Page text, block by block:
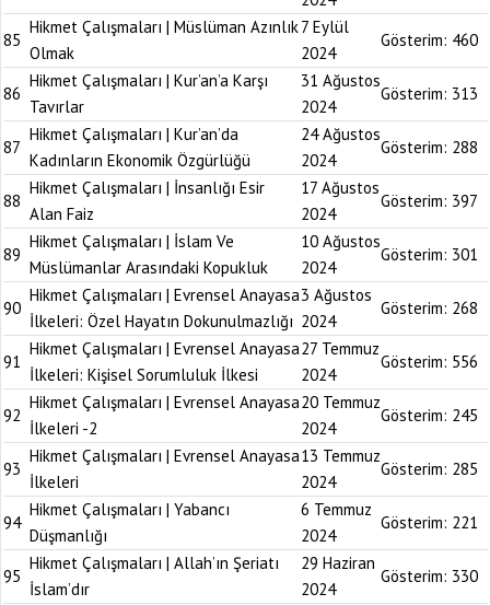
85
Hikmet Çalışmaları | Müslüman Azınlık
Olmak
7 Eylül
2024
Gösterim: 460
86
Hikmet Çalışmaları | Kur’an’a Karşı
Tavırlar
31 Ağustos
2024
Gösterim: 313
87
Hikmet Çalışmaları | Kur’an’da
Kadınların Ekonomik Özgürlüğü
24 Ağustos
2024
Gösterim: 288
88
Hikmet Çalışmaları | İnsanlığı Esir
Alan Faiz
17 Ağustos
2024
Gösterim: 397
89
Hikmet Çalışmaları | İslam Ve
Müslümanlar Arasındaki Kopukluk
10 Ağustos
2024
Gösterim: 301
90
Hikmet Çalışmaları | Evrensel Anayasa
İlkeleri: Özel Hayatın Dokunulmazlığı
3 Ağustos
2024
Gösterim: 268
91
Hikmet Çalışmaları | Evrensel Anayasa
İlkeleri: Kişisel Sorumluluk İlkesi
27 Temmuz
2024
Gösterim: 556
92
Hikmet Çalışmaları | Evrensel Anayasa
İlkeleri -2
20 Temmuz
2024
Gösterim: 245
93
Hikmet Çalışmaları | Evrensel Anayasa
İlkeleri
13 Temmuz
2024
Gösterim: 285
94
Hikmet Çalışmaları | Yabancı
Düşmanlığı
6 Temmuz
2024
Gösterim: 221
95
Hikmet Çalışmaları | Allah’ın Şeriatı
İslam’dır
29 Haziran
2024
Gösterim: 330